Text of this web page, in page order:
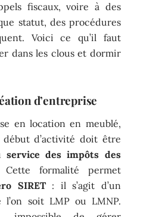
fiscaux, voire à des
statut, des procédures
Voici ce qu’il faut
dans les clous et dormir
d’entreprise
en location en meublé,
d’activité doit être
service des impôts des
formalité permet
SIRET: il s’agit d’un
l’on soit LMP ou LMNP.